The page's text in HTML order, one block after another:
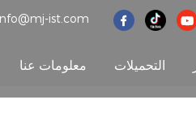
ist.com
معلومات عنا التحميلات